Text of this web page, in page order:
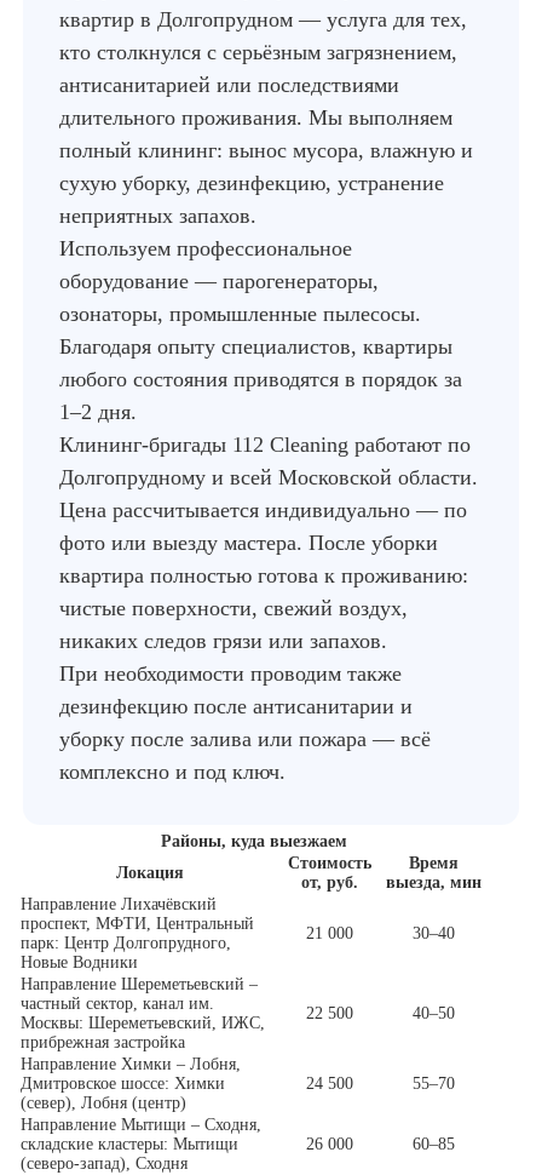
квартир в Долгопрудном — услуга для тех,
кто столкнулся с серьёзным загрязнением,
антисанитарией или последствиями
длительного проживания. Мы выполняем
полный клининг: вынос мусора, влажную и
сухую уборку, дезинфекцию, устранение
неприятных запахов.
Используем профессиональное
оборудование — парогенераторы,
озонаторы, промышленные пылесосы.
Благодаря опыту специалистов, квартиры
любого состояния приводятся в порядок за
1–2 дня.
Клининг-бригады 112 Cleaning работают по
Долгопрудному и всей Московской области.
Цена рассчитывается индивидуально — по
фото или выезду мастера. После уборки
квартира полностью готова к проживанию:
чистые поверхности, свежий воздух,
никаких следов грязи или запахов.
При необходимости проводим также
дезинфекцию после антисанитарии и
уборку после залива или пожара — всё
комплексно и под ключ.
Районы, куда выезжаем
Локация
Стоимость
от, руб.
Время
выезда, мин
Направление Лихачёвский
проспект, МФТИ, Центральный
парк: Центр Долгопрудного,
Новые Водники
21 000 30–40
Направление Шереметьевский –
частный сектор, канал им.
Москвы: Шереметьевский, ИЖС,
прибрежная застройка
22 500 40–50
Направление Химки – Лобня,
Дмитровское шоссе: Химки
(север), Лобня (центр)
24 500 55–70
Направление Мытищи – Сходня,
складские кластеры: Мытищи
(северо-запад), Сходня
26 000 60–85